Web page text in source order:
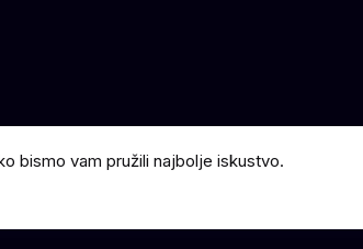
bismo vam pružili najbolje iskustvo.